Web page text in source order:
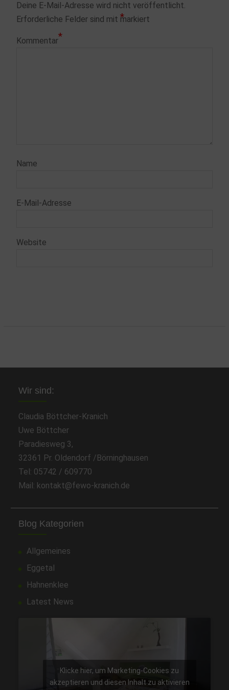
Deine E-Mail-Adresse wird nicht veröffentlicht.
Erforderliche Felder sind mit *
markiert
Kommentar*
Name
E-Mail-Adresse
Website
Wir sind:
Claudia Böttcher-Kranich
Uwe Böttcher
Paradiesweg 3,
32361 Pr. Oldendorf /Börninghausen
Tel: 05742 / 609770
Mail: kontakt@fewo-kranich.de
Blog Kategorien
Allgemeines
Eggetal
Hahnenklee
Latest News
Klicke hier, um Marketing-Cookies zu
akzeptieren und diesen Inhalt zu aktivieren